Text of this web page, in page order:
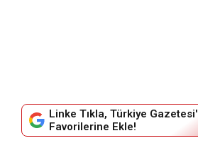
Linke Tıkla, Türkiye
Favorilerine Ekle!